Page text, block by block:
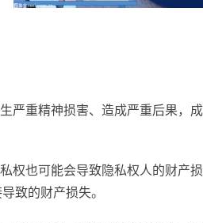
严重精神损害、造成严重后果，
权也可能会导致隐私权人的财产
致的财产损失。